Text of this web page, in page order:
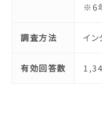
※6
調査方法 イン
有効回答数